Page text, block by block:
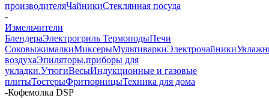
производителяЧайникиСтеклянная посуда
-
Измельчители
БлендераЭлектрогриль ТермоподыПечи
СоковыжималкиМиксерыМультиваркиЭлектрочайники
воздухаЭпиляторы,приборы для
укладки.УтюгиВесыИндукционные и газовые
плитыТостерыФритюрницыТехника для дома
-Кофемолка DSP